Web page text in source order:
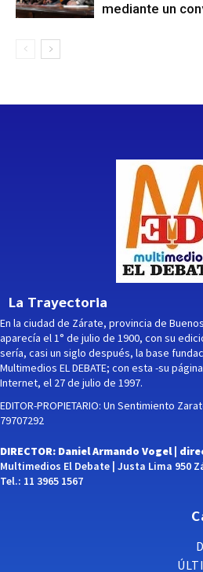
mediante un
La Trayectoria
En la ciudad de Zárate, provincia de
aparecía el 1° de julio de 1900, con su
sería, casi un siglo después, la base
Multimedios EL DEBATE; con esta -su
Internet, el 27 de julio de 1997.
EDITOR-PROPIETARIO: Un Sentimiento
79707292
DIRECTOR: Daniel Armando Vogel |
Multimedios El Debate | Justa Lima 950
Tel.: 11 3965 1567